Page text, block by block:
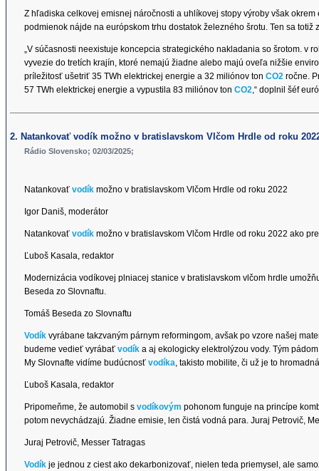
Z hľadiska celkovej emisnej náročnosti a uhlíkovej stopy výroby však
podmienok nájde na európskom trhu dostatok železného šrotu. Ten sa totiž
„V súčasnosti neexistuje koncepcia strategického nakladania so šrotom. v
vyvezie do tretích krajín, ktoré nemajú žiadne alebo majú oveľa nižšie
príležitosť ušetriť 35 TWh elektrickej energie a 32 miliónov ton CO2 ročne.
57 TWh elektrickej energie a vypustila 83 miliónov ton CO2,“ doplnil šéf
2. Natankovať vodík možno v bratislavskom Vlčom Hrdle od roku
Rádio Slovensko; 02/03/2025;
Natankovať vodík možno v bratislavskom Vlčom Hrdle od roku 2022
Igor Daniš, moderátor
Natankovať vodík možno v bratislavskom Vlčom Hrdle od roku 2022 ako
Ľuboš Kasala, redaktor
Modernizácia vodíkovej plniacej stanice v bratislavskom vlčom hrdle
Beseda zo Slovnaftu.
Tomáš Beseda zo Slovnaftu
Vodík vyrábane takzvaným párnym reformingom, avšak po vzore našej
budeme vedieť vyrábať vodík a aj ekologicky elektrolýzou vody. Tým
My Slovnafte vidíme budúcnosť vodíka, takisto mobilite, či už je to
Ľuboš Kasala, redaktor
Pripomeňme, že automobil s vodíkovým pohonom funguje na princípe
potom nevychádzajú. Žiadne emisie, len čistá vodná para. Juraj Petrovič,
Juraj Petrovič, Messer Tatragas
Vodík je jednou z ciest ako dekarbonizovať, nielen teda priemysel, ale